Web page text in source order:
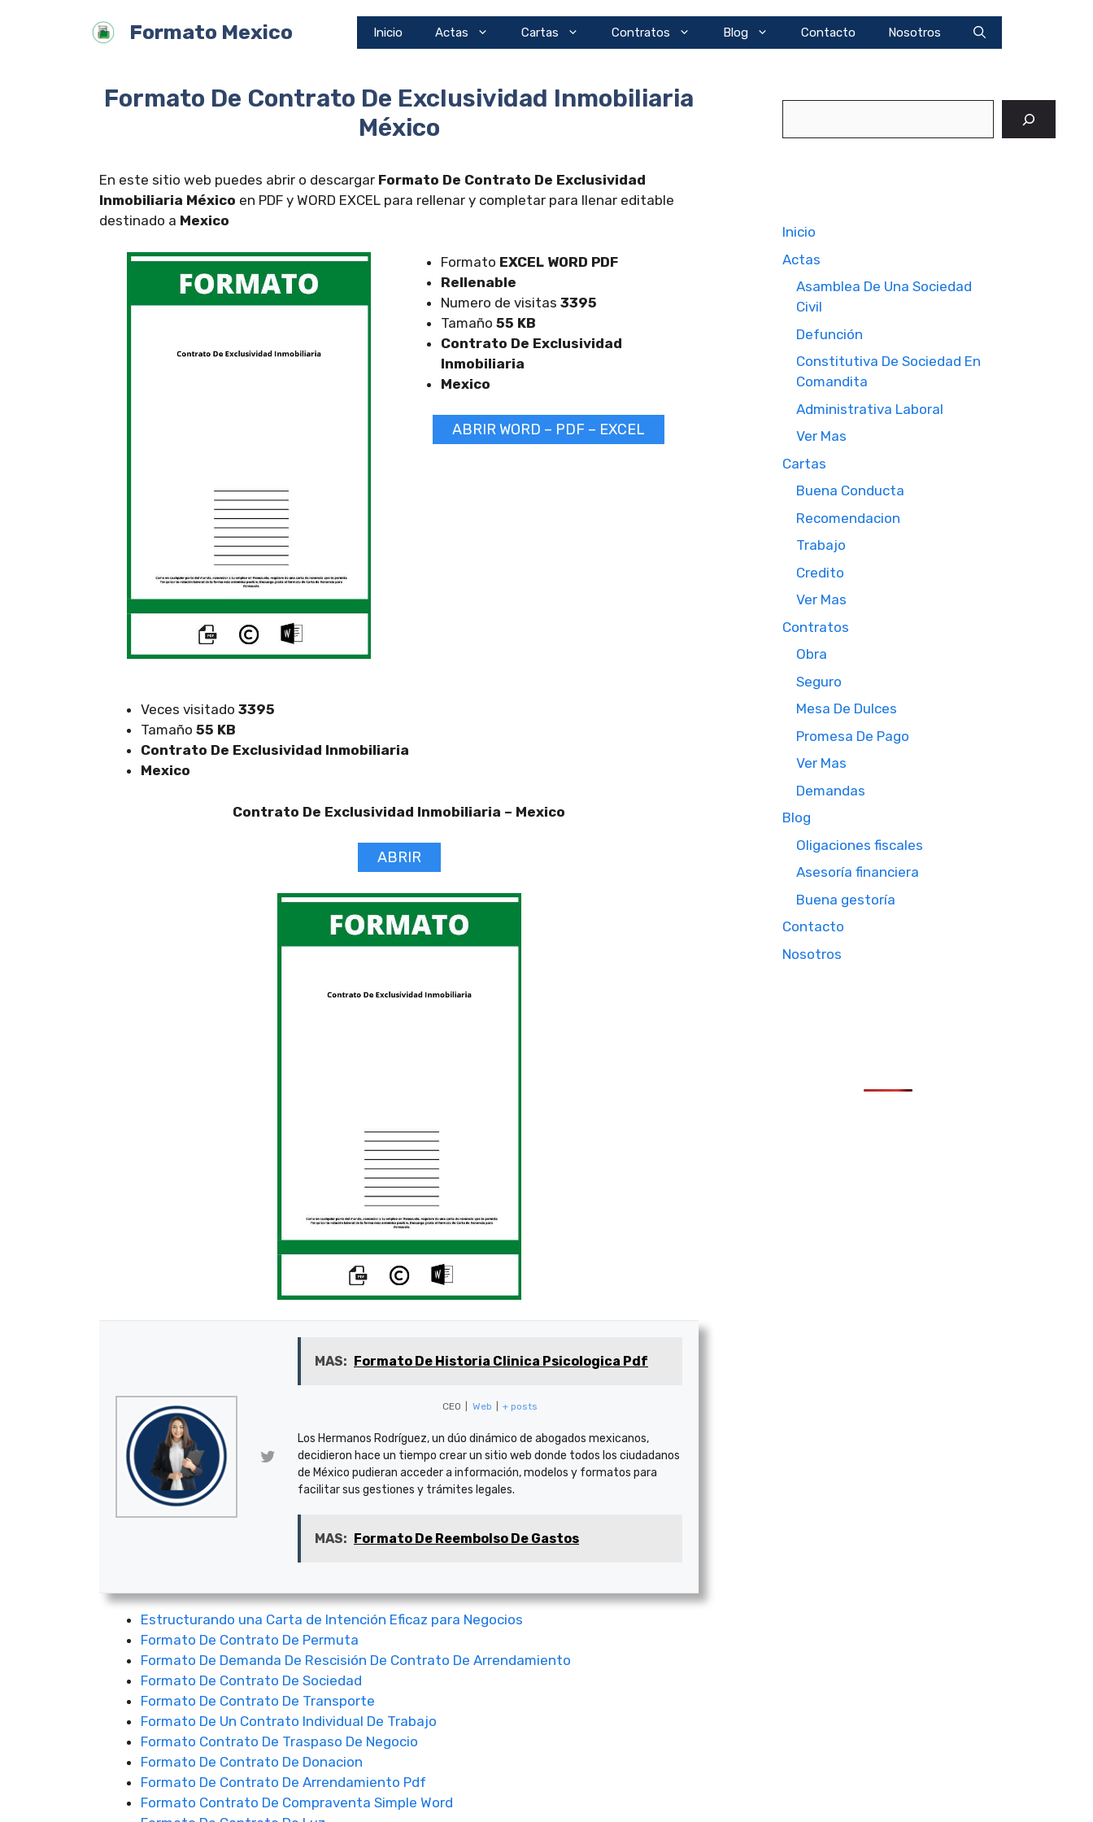
Formato Mexico Inicio Actas Cartas Contratos Blog Contacto Nosotros
Formato De Contrato De Exclusividad Inmobiliaria
México
En este sitio web puedes abrir o descargar Formato De Contrato De Exclusividad
Inmobiliaria México en PDF y WORD EXCEL para rellenar y completar para llenar editable
destinado a Mexico
Formato EXCEL WORD PDF
Rellenable
Numero de visitas 3395
Tamaño 55 KB
Contrato De Exclusividad
Inmobiliaria
Mexico
ABRIR WORD – PDF – EXCEL
Veces visitado 3395
Tamaño 55 KB
Contrato De Exclusividad Inmobiliaria
Mexico
Contrato De Exclusividad Inmobiliaria – Mexico
ABRIR
MAS: Formato De Historia Clinica Psicologica Pdf
CEO Web + posts
Los Hermanos Rodríguez, un dúo dinámico de abogados mexicanos,
decidieron hace un tiempo crear un sitio web donde todos los ciudadanos
de México pudieran acceder a información, modelos y formatos para
facilitar sus gestiones y trámites legales.
MAS: Formato De Reembolso De Gastos
Estructurando una Carta de Intención Eficaz para Negocios
Formato De Contrato De Permuta
Formato De Demanda De Rescisión De Contrato De Arrendamiento
Formato De Contrato De Sociedad
Formato De Contrato De Transporte
Formato De Un Contrato Individual De Trabajo
Formato Contrato De Traspaso De Negocio
Formato De Contrato De Donacion
Formato De Contrato De Arrendamiento Pdf
Formato Contrato De Compraventa Simple Word
Inicio
Actas
Asamblea De Una Sociedad
Civil
Defunción
Constitutiva De Sociedad En
Comandita
Administrativa Laboral
Ver Mas
Cartas
Buena Conducta
Recomendacion
Trabajo
Credito
Ver Mas
Contratos
Obra
Seguro
Mesa De Dulces
Promesa De Pago
Ver Mas
Demandas
Blog
Oligaciones fiscales
Asesoría financiera
Buena gestoría
Contacto
Nosotros